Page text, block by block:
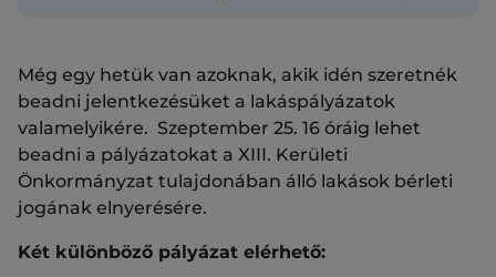
Még egy hetük van azoknak, akik idén szeretnék
beadni jelentkezésüket a lakáspályázatok
valamelyikére. Szeptember 25. 16 óráig lehet
beadni a pályázatokat a XIII. Kerületi
Önkormányzat tulajdonában álló lakások bérleti
jogának elnyerésére.
Két különböző pályázat elérhető: